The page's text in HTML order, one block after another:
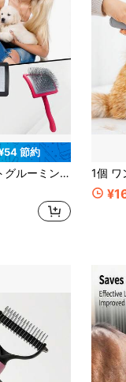
節約
優しいマッサージ、ペットを健康で幸せに保つ